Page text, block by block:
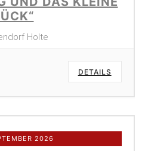
Holte
DETAILS
2026